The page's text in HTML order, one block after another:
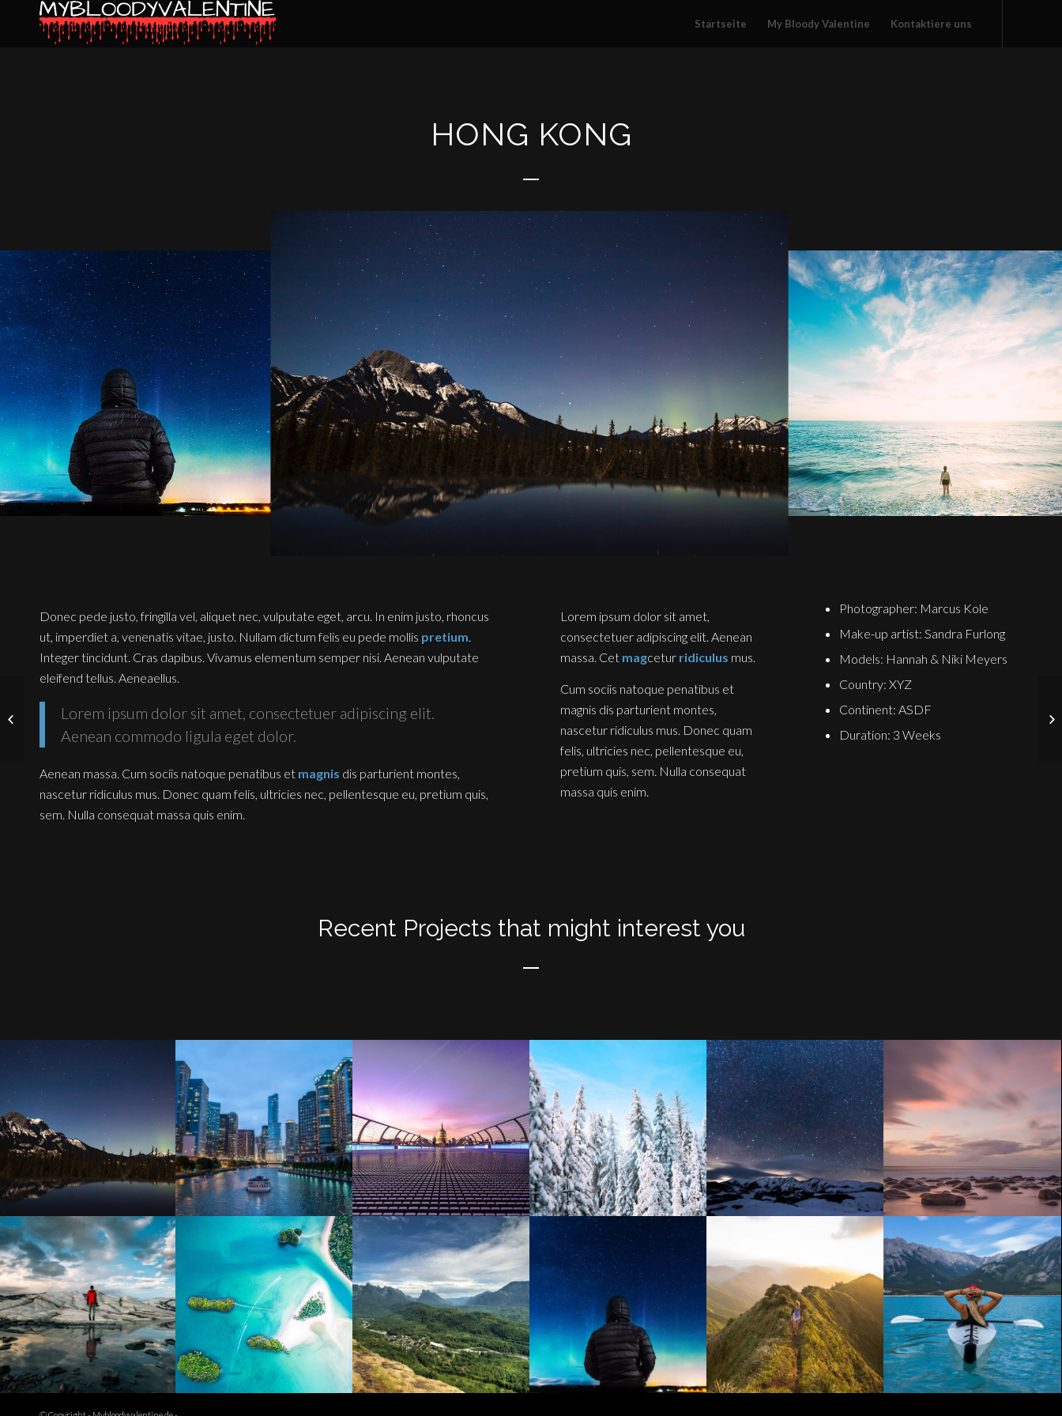
Startseite My Bloody Valentine Kontaktiere uns
HONG KONG
Donec pede justo, fringilla vel, aliquet nec, vulputate eget, arcu. In enim justo, rhoncus
ut, imperdiet a, venenatis vitae, justo. Nullam dictum felis eu pede mollis pretium.
Integer tincidunt. Cras dapibus. Vivamus elementum semper nisi. Aenean vulputate
eleifend tellus. Aeneaellus.
Lorem ipsum dolor sit amet, consectetuer adipiscing elit.
Aenean commodo ligula eget dolor.
Aenean massa. Cum sociis natoque penatibus et magnis dis parturient montes,
nascetur ridiculus mus. Donec quam felis, ultricies nec, pellentesque eu, pretium quis,
sem. Nulla consequat massa quis enim.
Lorem ipsum dolor sit amet,
consectetuer adipiscing elit. Aenean
massa. Cet magcetur ridiculus mus.
Cum sociis natoque penatibus et
magnis dis parturient montes,
nascetur ridiculus mus. Donec quam
felis, ultricies nec, pellentesque eu,
pretium quis, sem. Nulla consequat
massa quis enim.
Photographer: Marcus Kole
Make-up artist: Sandra Furlong
Models: Hannah & Niki Meyers
Country: XYZ
Continent: ASDF
Duration: 3 Weeks
Recent Projects that might interest you
Lake Takaho Hong Kong Mumbai Iceland Cuba Purple Reef
Bali Mauritius Kuala Lumpur Norway Barcelona South Africa
Australia